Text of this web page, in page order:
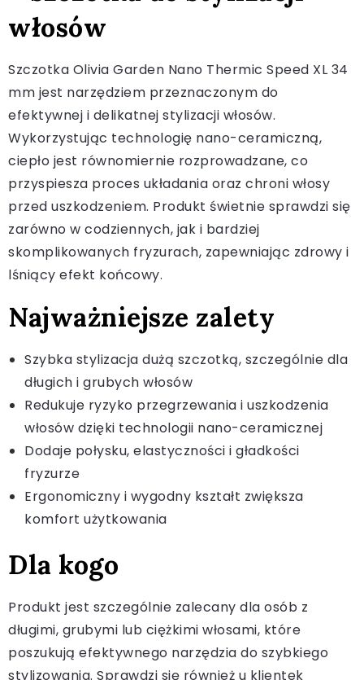
włosów
Szczotka Olivia Garden Nano Thermic Speed XL 34
mm jest narzędziem przeznaczonym do
efektywnej i delikatnej stylizacji włosów.
Wykorzystując technologię nano-ceramiczną,
ciepło jest równomiernie rozprowadzane, co
przyspiesza proces układania oraz chroni włosy
przed uszkodzeniem. Produkt świetnie sprawdzi się
zarówno w codziennych, jak i bardziej
skomplikowanych fryzurach, zapewniając zdrowy i
lśniący efekt końcowy.
Najważniejsze zalety
Szybka stylizacja dużą szczotką, szczególnie dla
długich i grubych włosów
Redukuje ryzyko przegrzewania i uszkodzenia
włosów dzięki technologii nano-ceramicznej
Dodaje połysku, elastyczności i gładkości
fryzurze
Ergonomiczny i wygodny kształt zwiększa
komfort użytkowania
Dla kogo
Produkt jest szczególnie zalecany dla osób z
długimi, grubymi lub ciężkimi włosami, które
poszukują efektywnego narzędzia do szybkiego
stylizowania. Sprawdzi się również u klientek